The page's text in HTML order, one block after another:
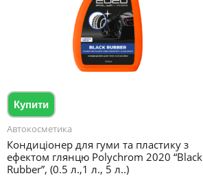
Купити
Автокосметика
Кондиціонер для гуми та пластику з
ефектом глянцю Polychrom 2020 “Black
Rubber”, (0.5 л.,1 л., 5 л..)